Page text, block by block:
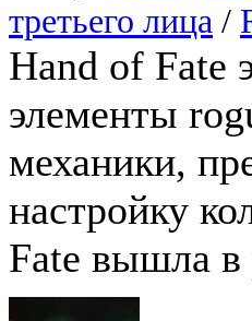
третьего лица /
Hand of Fate
элементы
механики,
настройку
Fate вышла в